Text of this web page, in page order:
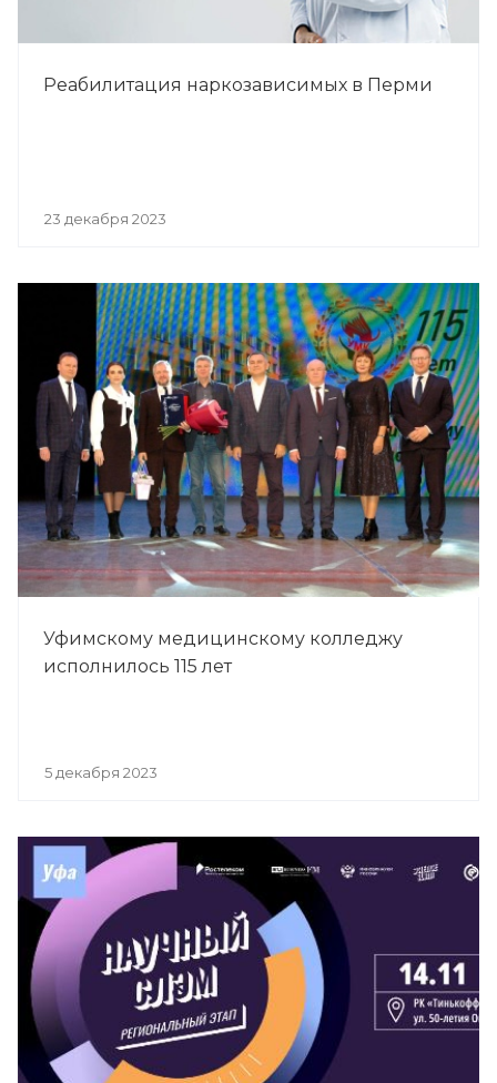
Реабилитация наркозависимых в Перми
23 декабря 2023
Уфимскому медицинскому колледжу
исполнилось 115 лет
5 декабря 2023